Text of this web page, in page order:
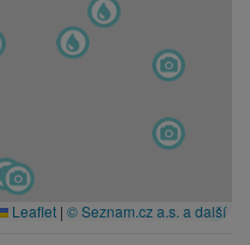
Leaflet | © Seznam.cz a.s. a další